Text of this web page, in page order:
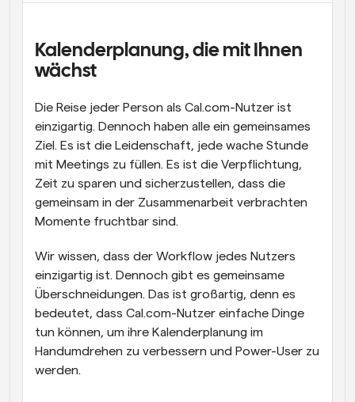
Supercharged Planung mit KI-gestützten Anrufen
Automatisieren Sie die Planung und Erinnerungen
Blog
Nachrichten und Updates.
Sofortige Besprechungen
Treffen Sie sich in wenigen Minuten mit Kunden
Dynamische Gruppenlinks
Erhalten Sie eine Benachrichtigung, wenn etwas
passiert
Kalenderplanung, die mit Ihnen
wächst
Die Reise jeder Person als Cal.com-Nutzer ist
einzigartig. Dennoch haben alle ein gemeinsames
Ziel. Es ist die Leidenschaft, jede wache Stunde
mit Meetings zu füllen. Es ist die Verpflichtung,
Zeit zu sparen und sicherzustellen, dass die
gemeinsam in der Zusammenarbeit verbrachten
Momente fruchtbar sind.
Wir wissen, dass der Workflow jedes Nutzers
einzigartig ist. Dennoch gibt es gemeinsame
Überschneidungen. Das ist großartig, denn es
bedeutet, dass Cal.com-Nutzer einfache Dinge
tun können, um ihre Kalenderplanung im
Handumdrehen zu verbessern und Power-User zu
werden.